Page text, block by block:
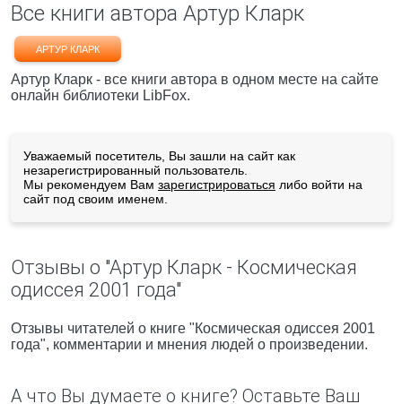
Все книги автора Артур Кларк
АРТУР КЛАРК
Артур Кларк - все книги автора в одном месте на сайте
онлайн библиотеки LibFox.
Уважаемый посетитель, Вы зашли на сайт как
незарегистрированный пользователь.
Мы рекомендуем Вам зарегистрироваться либо войти на
сайт под своим именем.
Отзывы о "Артур Кларк - Космическая
одиссея 2001 года"
Отзывы читателей о книге "Космическая одиссея 2001
года", комментарии и мнения людей о произведении.
А что Вы думаете о книге? Оставьте Ваш